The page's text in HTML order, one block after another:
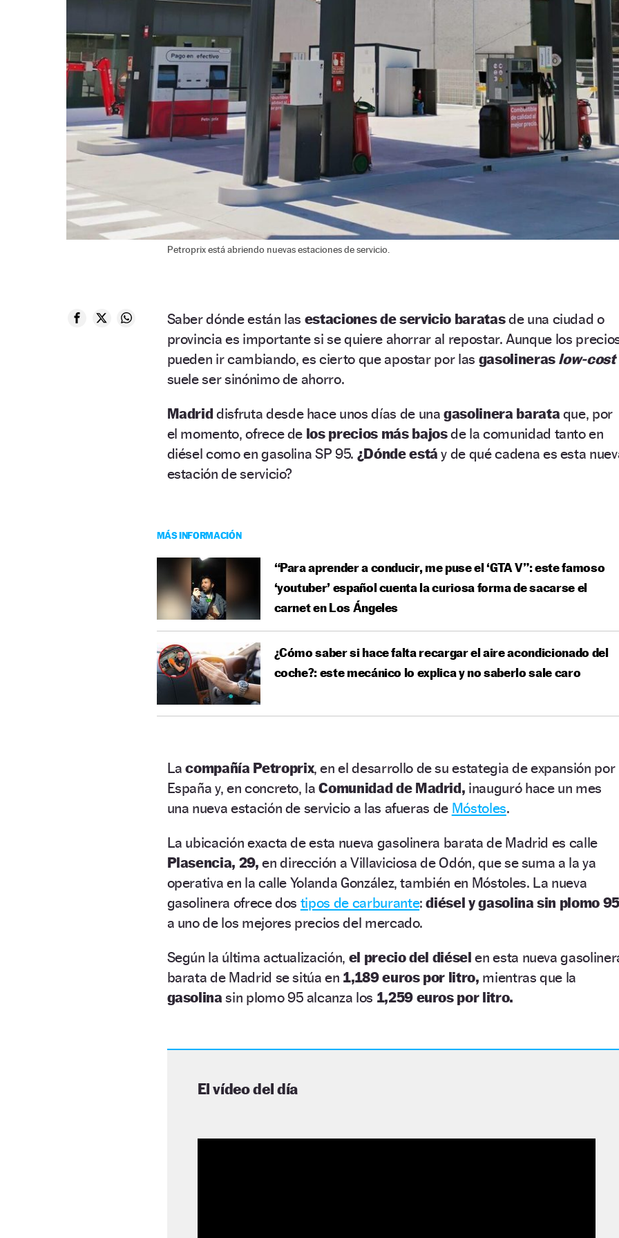
Petroprix está abriendo nuevas estaciones de servicio.
Saber dónde están las estaciones de servicio baratasde una ciudad o
provincia es importante si se quiere ahorrar al repostar. Aunque los
pueden ir cambiando, es cierto que apostar por las gasolineras low-cost
suele ser sinónimo de ahorro.
Madriddisfruta desde hace unos días de unagasolinera barata que, por
el momento, ofrece de los precios más bajosde la comunidad tanto en
diésel como en gasolina SP 95. ¿Dónde estáy de qué cadena es esta
estación de servicio?
MÁS INFORMACIÓN
“Para aprender a conducir, me puse el ‘GTA V”: este famoso
‘youtuber’ español cuenta la curiosa forma de sacarse el
carnet en Los Ángeles
¿Cómo saber si hace falta recargar el aire acondicionado del
coche?: este mecánico lo explica y no saberlo sale caro
La compañía Petroprix, en el desarrollo de su estategia de expansión por
España y, en concreto, laComunidad de Madrid, inauguró hace un mes
una nueva estación de servicio a las afueras de Móstoles.
La ubicación exacta de esta nueva gasolinera barata de Madrid es calle
Plasencia, 29,en dirección a Villaviciosa de Odón, que se suma a la ya
operativa en la calle Yolanda González, también en Móstoles. La nueva
gasolinera ofrece dos tipos de carburante:diésel y gasolina sin plomo
a uno de los mejores precios del mercado.
Según la última actualización, el precio del diésel en esta nueva
barata de Madrid se sitúa en 1,189 euros por litro, mientras que la
gasolina sin plomo 95 alcanza los 1,259 euros por litro.
El vídeo del día